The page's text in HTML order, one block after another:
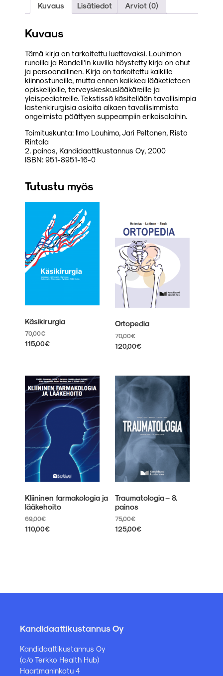
Kuvaus Lisätiedot Arviot (0)
Kuvaus
Tämä kirja on tarkoitettu luettavaksi. Louhimon
runoilla ja Randell’in kuvilla höystetty kirja on ohut
ja persoonallinen. Kirja on tarkoitettu kaikille
kiinnostuneille, mutta ennen kaikkea lääketieteen
opiskelijoille, terveyskeskuslääkäreille ja
yleispediatreille. Tekstissä käsitellään tavallisimpia
lastenkirurgisia asioita alkaen tavallisimmista
ongelmista päättyen suppeampiin erikoisaloihin.
Toimituskunta: Ilmo Louhimo, Jari Peltonen, Risto
Rintala
2. painos, Kandidaattikustannus Oy, 2000
ISBN: 951-8951-16-0
Tutustu myös
Käsikirurgia
70,00€
115,00€
useampi
muunnelma.
Voit
tehdä
valinnat
tuotteen
sivulla.
Ortopedia
70,00€
120,00€
on
useampi
muunnelma.
Voit
tehdä
valinnat
tuotteen
sivulla.
Kliininen farmakologia ja
lääkehoito
69,00€
110,00€
tehdä
Traumatologia – 8.
painos
75,00€
125,00€
tehdä
Kandidaattikustannus Oy
Kandidaattikustannus Oy
(c/o Terkko Health Hub)
Haartmaninkatu 4